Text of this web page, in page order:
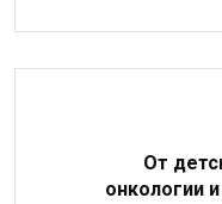
От
онкологии